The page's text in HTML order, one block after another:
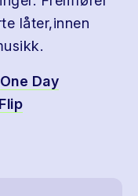
låter,innen
One Day
Flip